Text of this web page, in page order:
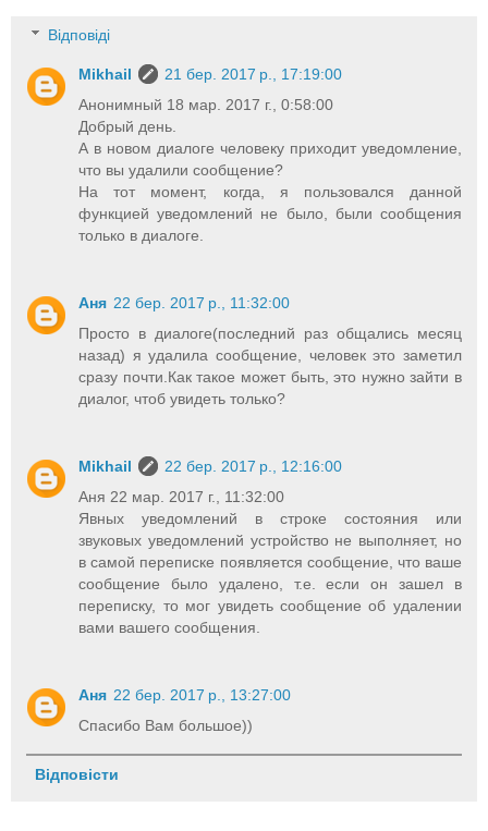
Відповіді
Mikhail
21 бер. 2017 р., 17:19:00
Анонимный 18 мар. 2017 г., 0:58:00
Добрый день.
А в новом диалоге человеку приходит уведомление,
что вы удалили сообщение?
На тот момент, когда, я пользовался данной
функцией уведомлений не было, были сообщения
только в диалоге.
Аня 22 бер. 2017 р., 11:32:00
Просто в диалоге(последний раз общались месяц
назад) я удалила сообщение, человек это заметил
сразу почти.Как такое может быть, это нужно зайти в
диалог, чтоб увидеть только?
Mikhail
22 бер. 2017 р., 12:16:00
Аня 22 мар. 2017 г., 11:32:00
Явных уведомлений в строке состояния или
звуковых уведомлений устройство не выполняет, но
в самой переписке появляется сообщение, что ваше
сообщение было удалено, т.е. если он зашел в
переписку, то мог увидеть сообщение об удалении
вами вашего сообщения.
Аня 22 бер. 2017 р., 13:27:00
Спасибо Вам большое))
Відповісти